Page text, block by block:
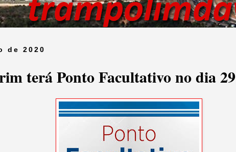
de 2020
terá Ponto Facultativo no dia 29